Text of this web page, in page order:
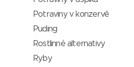
Potraviny v konzervě
Puding
Rostlinné alternativy
Ryby